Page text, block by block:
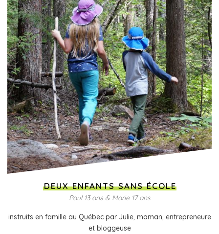
DEUX ENFANTS SANS ÉCOLE
Paul 13 ans & Marie 17 ans
instruits en famille au Québec par Julie, maman, entrepreneure
et bloggeuse